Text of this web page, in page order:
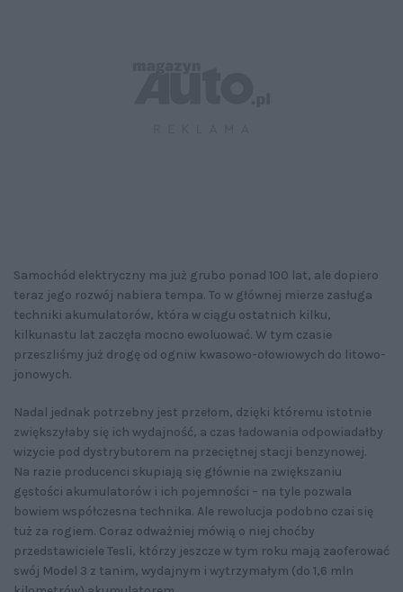
Samochód elektryczny ma już grubo ponad 100 lat, ale dopiero
teraz jego rozwój nabiera tempa. To w głównej mierze zasługa
techniki akumulatorów, która w ciągu ostatnich kilku,
kilkunastu lat zaczęła mocno ewoluować. W tym czasie
przeszliśmy już drogę od ogniw kwasowo-ołowiowych do litowo-
jonowych.
Nadal jednak potrzebny jest przełom, dzięki któremu istotnie
zwiększyłaby się ich wydajność, a czas ładowania odpowiadałby
wizycie pod dystrybutorem na przeciętnej stacji benzynowej.
Na razie producenci skupiają się głównie na zwiększaniu
gęstości akumulatorów i ich pojemności – na tyle pozwala
bowiem współczesna technika. Ale rewolucja podobno czai się
tuż za rogiem. Coraz odważniej mówią o niej choćby
przedstawiciele Tesli, którzy jeszcze w tym roku mają zaoferować
swój Model 3 z tanim, wydajnym i wytrzymałym (do 1,6 mln